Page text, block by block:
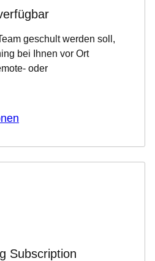
geschult werden soll,
bei Ihnen vor Ort
oder
Subscription